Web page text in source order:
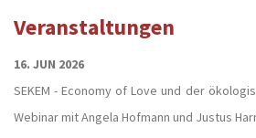
Veranstaltungen
16. JUN 2026
SEKEM - Economy of Love und der
Webinar mit Angela Hofmann und Justus